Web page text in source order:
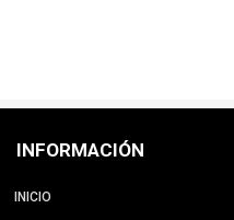
INFORMACIÓN
INICIO